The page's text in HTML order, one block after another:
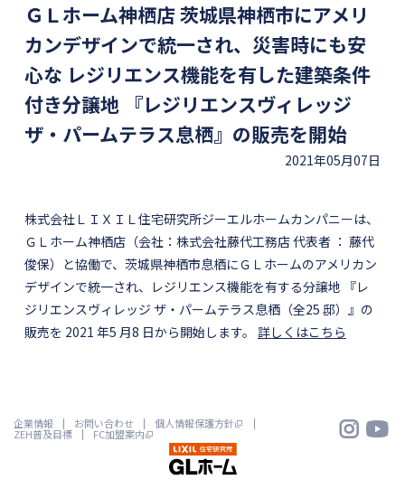
ＧＬホーム神栖店 茨城県神栖市にアメリ
カンデザインで統一され、災害時にも安
心な レジリエンス機能を有した建築条件
付き分譲地 『レジリエンスヴィレッジ
ザ・パームテラス息栖』の販売を開始
2021年05月07日
株式会社ＬＩＸＩＬ住宅研究所ジーエルホームカンパニーは、
ＧＬホーム神栖店（会社：株式会社藤代工務店 代表者 ： 藤代
俊保）と協働で、茨城県神栖市息栖にＧＬホームのアメリカン
デザインで統一され、レジリエンス機能を有する分譲地 『レ
ジリエンスヴィレッジ ザ・パームテラス息栖（全25 邸）』の
販売を 2021 年5 月8 日から開始します。 詳しくはこちら
 
企業情報 お問い合わせ 個人情報保護方針
ZEH普及目標 FC加盟案内